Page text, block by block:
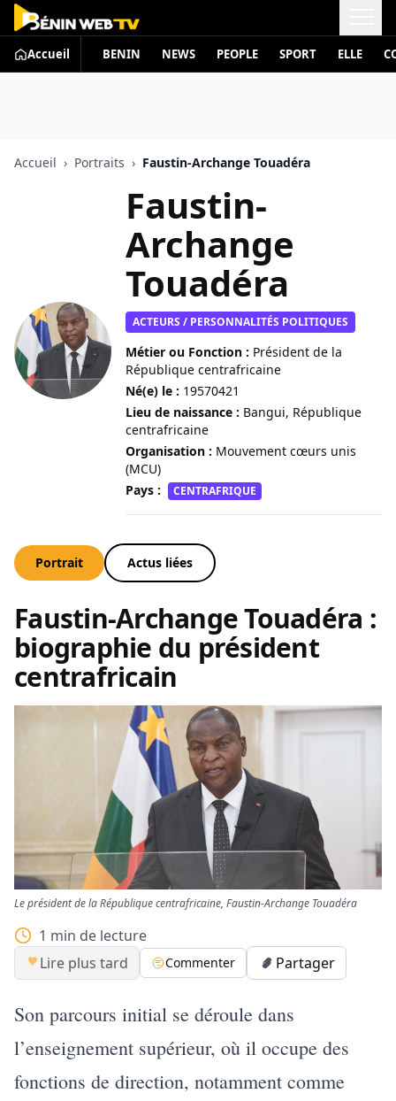
Accueil BENIN NEWS PEOPLE SPORT ELLE
Accueil › Portraits › Faustin-Archange Touadéra
Faustin-
Archange
Touadéra
ACTEURS / PERSONNALITÉS POLITIQUES
Métier ou Fonction : Président de la
République centrafricaine
Né(e) le : 19570421
Lieu de naissance : Bangui, République
centrafricaine
Organisation : Mouvement cœurs unis
(MCU)
Pays :
CENTRAFRIQUE
Portrait Actus liées
Faustin-Archange Touadéra :
biographie du président
centrafricain
Le président de la République centrafricaine, Faustin-Archange Touadéra
1 min de lecture
Lire plus tard
Commenter Partager
Son parcours initial se déroule dans
l’enseignement supérieur, où il occupe des
fonctions de direction, notamment comme